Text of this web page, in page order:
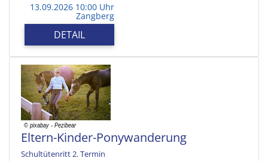
13.09.2026 10:00 Uhr
Zangberg
DETAIL
Eltern-Kinder-Ponywanderung
Schultütenritt 2. Termin